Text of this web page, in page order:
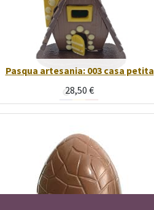
Pasqua artesania: 003 casa petita
28,50 €